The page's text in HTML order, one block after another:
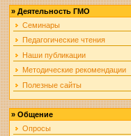
»Деятельность ГМО
Семинары
Педагогические чтения
Наши публикации
Методические рекомендации
Полезные сайты
»Общение
Опросы